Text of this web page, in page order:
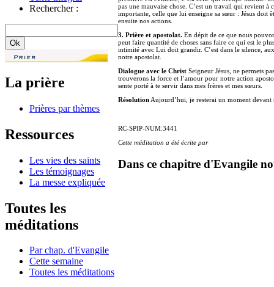
Rechercher :
La prière
Prières par thèmes
Ressources
Les vies des saints
Les témoignages
La messe expliquée
Toutes les
méditations
Par chap. d'Evangile
Cette semaine
Toutes les méditations
pas une mauvaise chose. C’est un travail qui revient
importante, celle que lui enseigne sa sœur : Jésus doit
ensuite nos actions.
3. Prière et apostolat. En dépit de ce que nous
peut faire quantité de choses sans faire ce qui est le
intimité avec Lui doit grandir. C’est dans le silence,
notre apostolat.
Dialogue avec le Christ Seigneur Jésus, ne permets
trouverons la force et l’amour pour notre action
sente porté à te servir dans mes frères et mes sœurs.
Résolution Aujourd’hui, je resterai un moment devant
RC-SPIP-NUM:3441
Cette méditation a été écrite par
Dans ce chapitre d'Evangile